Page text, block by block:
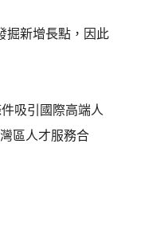
掘新增長點，因此
吸引國際高端人
區人才服務合